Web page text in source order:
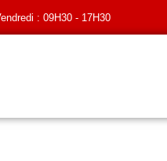
: 09H30 - 17H30